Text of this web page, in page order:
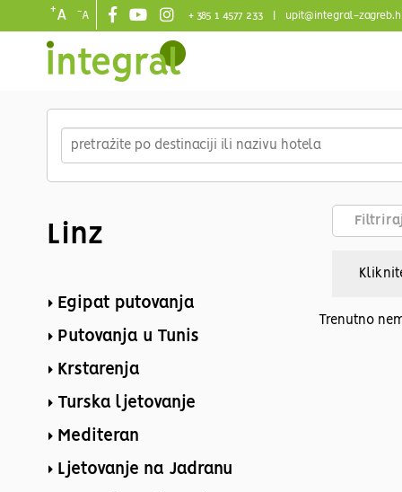
content
-A
+A + 385 1 4577 233 upit@integral-
Linz
Egipat putovanja
Putovanja u Tunis
Krstarenja
Turska ljetovanje
Mediteran
Ljetovanje na Jadranu
Trenutno